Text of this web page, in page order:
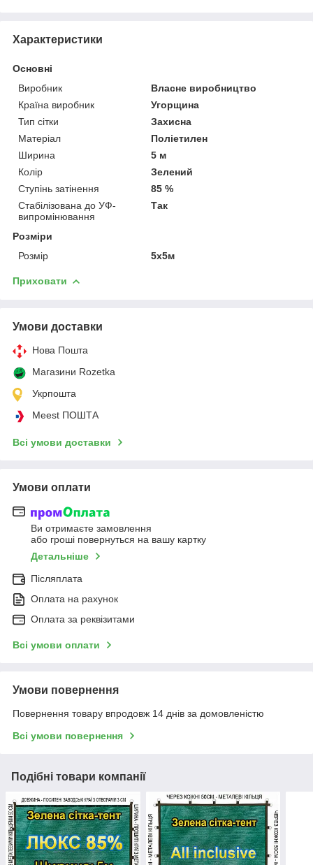
Характеристики
Основні
Виробник
Власне виробництво
Країна виробник
Угорщина
Тип сітки
Захисна
Матеріал
Поліетилен
Ширина
5 м
Колір
Зелений
Ступінь затінення
85 %
Стабілізована до УФ-
випромінювання
Так
Розміри
Розмір
5x5м
Приховати
Умови доставки
Нова Пошта
Магазини Rozetka
Укрпошта
Meest ПОШТА
Всі умови доставки
Умови оплати
Ви отримаєте замовлення
або гроші повернуться на вашу картку
Детальніше
Післяплата
Оплата на рахунок
Оплата за реквізитами
Всі умови оплати
Умови повернення
Повернення товару впродовж 14 днів за домовленістю
Всі умови повернення
Подібні товари компанії